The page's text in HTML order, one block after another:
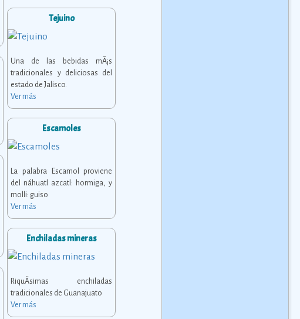
Tejuino
Una de las bebidas mÃ¡s
tradicionales y deliciosas del
estado de Jalisco.
Ver más
Escamoles
La palabra Escamol proviene
del náhuatl azcatl: hormiga, y
molli: guiso
Ver más
Enchiladas mineras
RiquÃ­simas enchiladas
tradicionales de Guanajuato
Ver más